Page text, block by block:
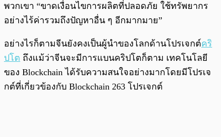
พวกเขา “ขาดเงื่อนไขการผลิตที่ปลอดภัย ใช้ทรัพยากร
อย่างไร้ค่ารวมถึงปัญหาอื่น ๆ อีกมากมาย”
อย่างไรก็ตามจีนยังคงเป็นผู้นำของโลกด้านโปรเจกต์คริ
ปโต ถึงแม้ว่าจีนจะมีการแบนคริปโตก็ตาม เทคโนโลยี
ของ Blockchain ได้รับความสนใจอย่างมากโดยมีโปรเจ
กต์ที่เกี่ยวข้องกับ Blockchain 263 โปรเจกต์